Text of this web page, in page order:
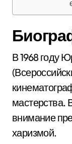
В 1968 году
мастерства.
внимание
харизмой.